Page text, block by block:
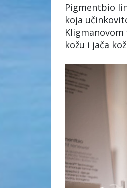
Pigmentbio
koja
kožu i jača